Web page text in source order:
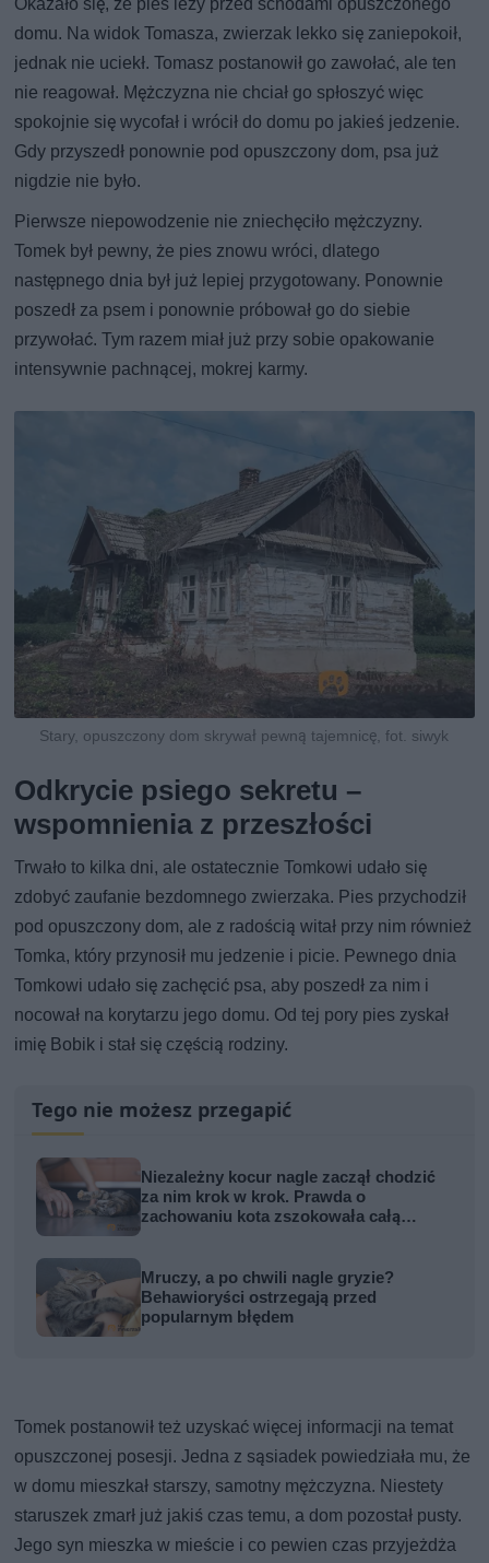
domu. Na widok Tomasza, zwierzak lekko się zaniepokoił,
jednak nie uciekł. Tomasz postanowił go zawołać, ale ten
nie reagował. Mężczyzna nie chciał go spłoszyć więc
spokojnie się wycofał i wrócił do domu po jakieś jedzenie.
Gdy przyszedł ponownie pod opuszczony dom, psa już
nigdzie nie było.
Pierwsze niepowodzenie nie zniechęciło mężczyzny.
Tomek był pewny, że pies znowu wróci, dlatego
następnego dnia był już lepiej przygotowany. Ponownie
poszedł za psem i ponownie próbował go do siebie
przywołać. Tym razem miał już przy sobie opakowanie
intensywnie pachnącej, mokrej karmy.
Stary, opuszczony dom skrywał pewną tajemnicę, fot. siwyk
Odkrycie psiego sekretu –
wspomnienia z przeszłości
Trwało to kilka dni, ale ostatecznie Tomkowi udało się
zdobyć zaufanie bezdomnego zwierzaka. Pies przychodził
pod opuszczony dom, ale z radością witał przy nim również
Tomka, który przynosił mu jedzenie i picie. Pewnego dnia
Tomkowi udało się zachęcić psa, aby poszedł za nim i
nocował na korytarzu jego domu. Od tej pory pies zyskał
imię Bobik i stał się częścią rodziny.
Tego nie możesz przegapić
Niezależny kocur nagle zaczął chodzić
za nim krok w krok. Prawda o
zachowaniu kota zszokowała całą
Mruczy, a po chwili nagle gryzie?
Behawioryści ostrzegają przed
popularnym błędem
Tomek postanowił też uzyskać więcej informacji na temat
opuszczonej posesji. Jedna z sąsiadek powiedziała mu, że
w domu mieszkał starszy, samotny mężczyzna. Niestety
staruszek zmarł już jakiś czas temu, a dom pozostał pusty.
Jego syn mieszka w mieście i co pewien czas przyjeżdża